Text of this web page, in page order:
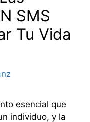
SMS
Tu Vida
esencial que
individuo, y la